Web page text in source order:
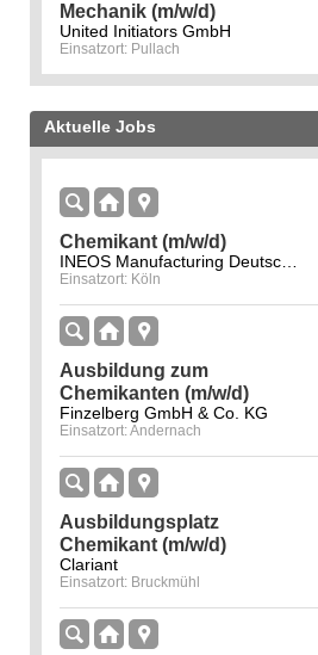
Mechanik (m/w/d)
United Initiators GmbH
Einsatzort: Pullach
Aktuelle Jobs
Chemikant (m/w/d)
Einsatzort: Köln
Ausbildung zum
Chemikanten (m/w/d)
Finzelberg GmbH & Co. KG
Einsatzort: Andernach
Ausbildungsplatz
Chemikant (m/w/d)
Clariant
Einsatzort: Bruckmühl